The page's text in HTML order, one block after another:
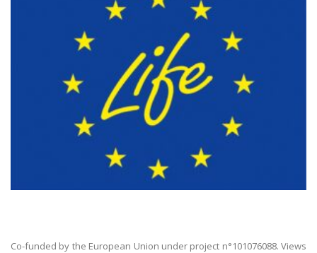
Co-funded by the European Union under project n°101076088. Views